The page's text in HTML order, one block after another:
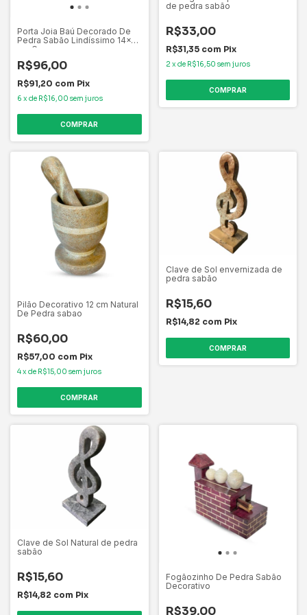
Porta Joia Baú Decorado De
Pedra Sabão Lindíssimo 14x11
cm G
R$96,00
R$91,20 com Pix
6 xde R$16,00 sem juros
de pedra sabão
R$33,00
R$31,35 com Pix
2 xde R$16,50 sem juros
Pilão Decorativo 12 cm Natural
De Pedra sabao
R$60,00
R$57,00 com Pix
4x de R$15,00 sem juros
Clave de Sol envernizada de
pedra sabão
R$15,60
R$14,82 com Pix
COMPRAR
Clave de Sol Natural de pedra
sabão
R$15,60
R$14,82 com Pix
Fogãozinho De Pedra Sabão
Decorativo
R$39,00